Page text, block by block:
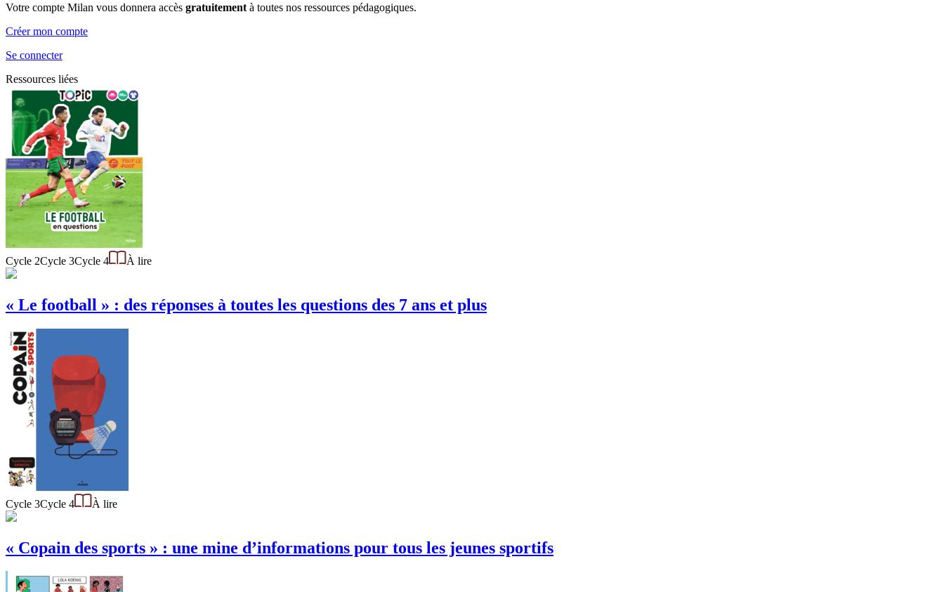
Votre compte Milan vous donnera accès gratuitement à toutes nos ressources pédagogiques.
Créer mon compte
Se connecter
Ressources liées
Cycle 2Cycle 3Cycle 4 À lire
« Le football » : des réponses à toutes les questions des 7 ans et plus
Cycle 3Cycle 4 À lire
« Copain des sports » : une mine d’informations pour tous les jeunes sportifs